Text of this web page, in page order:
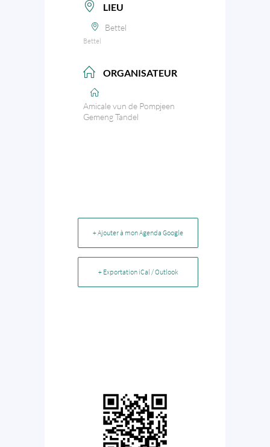
LIEU
Bettel
Bettel
ORGANISATEUR
Amicale vun de Pompjeen
Gemeng Tandel
+ Ajouter à mon Agenda Google
+ Exportation iCal / Outlook